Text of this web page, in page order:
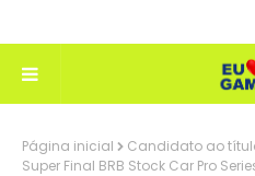
Página inicial
Candidato ao
Super Final BRB Stock Car Pro